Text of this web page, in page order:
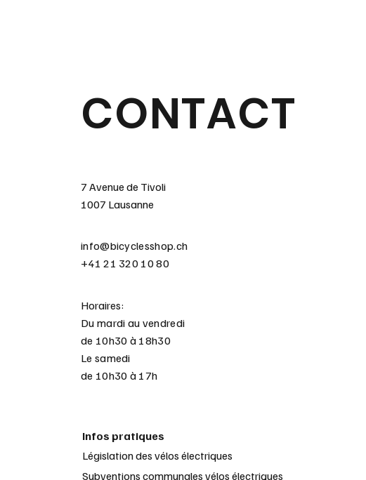
CONTACT
7 Avenue de Tivoli
1007 Lausanne
info@bicyclesshop.ch
+41 21 320 10 80
Horaires:
Du mardi au vendredi
de 10h30 à 18h30
Le samedi
de 10h30 à 17h
Infos pratiques
Législation des vélos électriques
Subventions communales vélos électriques